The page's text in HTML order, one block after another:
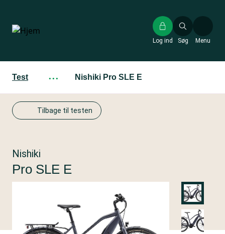
hovedindhold
Søg
Log ind Menu
Test ··· Nishiki Pro SLE E
Tilbage til testen
Nishiki
Pro SLE E